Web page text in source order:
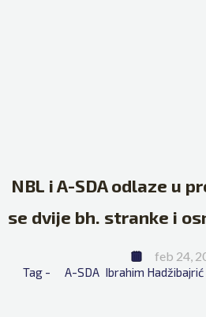
NBL i A-SDA odlaze u
se dvije bh. stranke i
feb 24,
Tag - A-SDA Ibrahim Hadžibajrić